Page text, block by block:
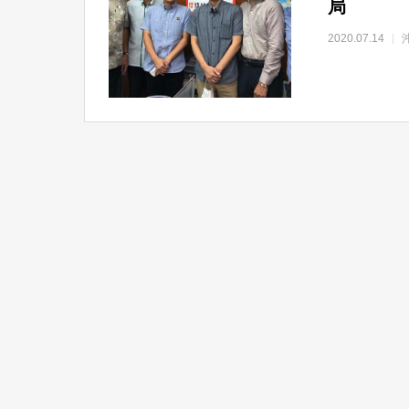
局
2020.07.14